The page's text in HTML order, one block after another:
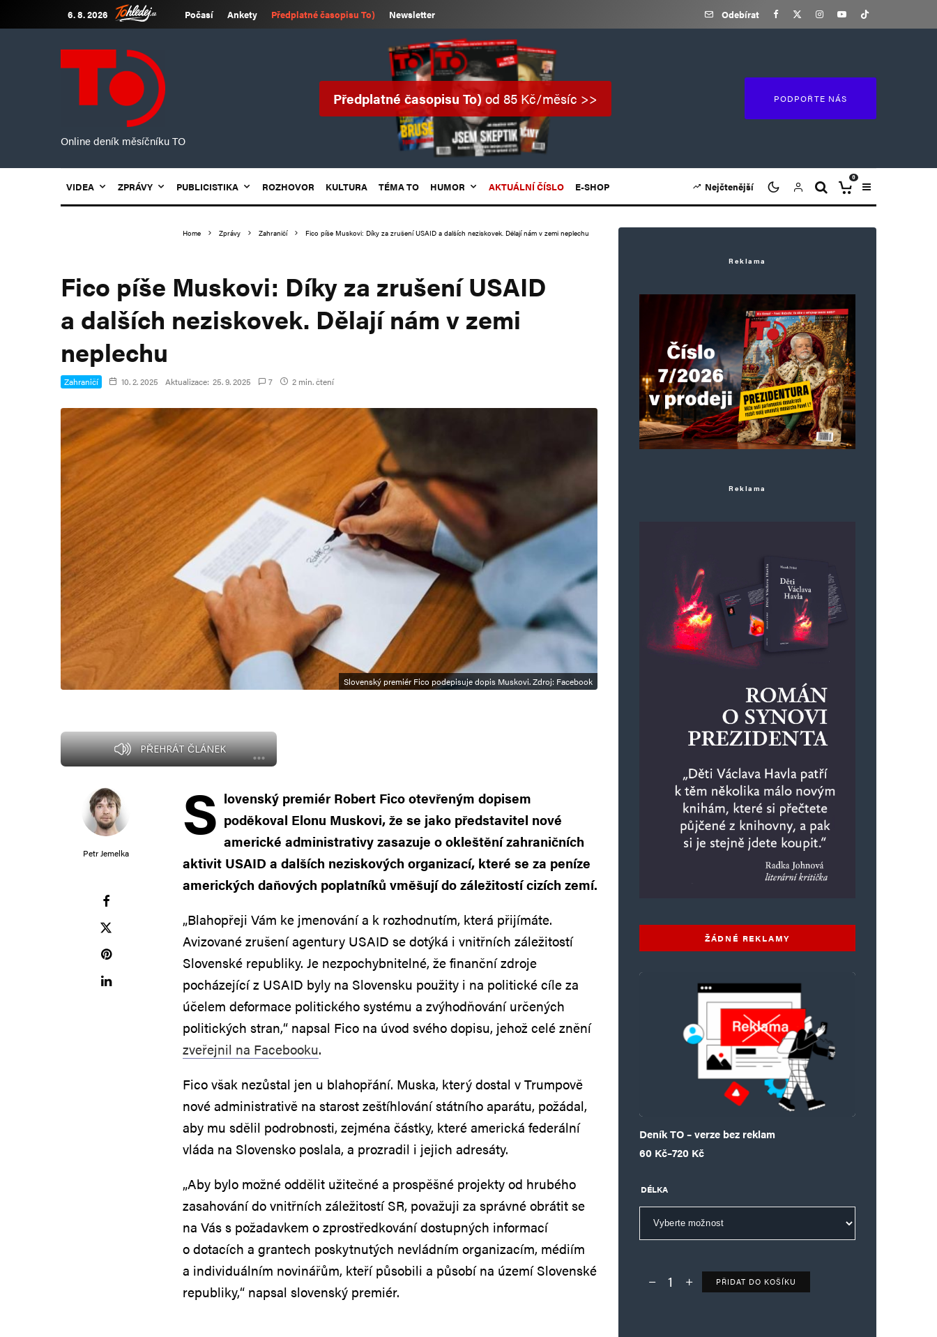
6. 8. 2026 Počasí Ankety Předplatné časopisu To) Newsletter Odebírat
Online deník měsíčníku TO
Předplatné časopisu To)od 85 Kč/měsíc >> PODPOŘTE NÁS
VIDEA ZPRÁVY PUBLICISTIKA ROZHOVOR KULTURA TÉMA TO HUMOR AKTUÁLNÍ ČÍSLO E-SHOP Nejčtenější
0
Home Zprávy Zahraničí Fico píše Muskovi: Díky za zrušení USAID a dalších neziskovek. Dělají nám v zemi neplechu
Fico píše Muskovi: Díky za zrušení USAID
a dalších neziskovek. Dělají nám v zemi
neplechu
Zahraničí 10. 2. 2025 Aktualizace: 25. 9. 2025 7 2 min. čtení
Slovenský premiér Fico podepisuje dopis Muskovi. Zdroj: Facebook
PŘEHRÁT ČLÁNEK
Petr Jemelka
S lovenský premiér Robert Fico otevřeným dopisem
poděkoval Elonu Muskovi, že se jako představitel nové
americké administrativy zasazuje o okleštění zahraničních
aktivit USAID a dalších neziskových organizací, které se za peníze
amerických daňových poplatníků vměšují do záležitostí cizích zemí.
„Blahopřeji Vám ke jmenování a k rozhodnutím, která přijímáte.
Avizované zrušení agentury USAID se dotýká i vnitřních záležitostí
Slovenské republiky. Je nezpochybnitelné, že finanční zdroje
pocházející z USAID byly na Slovensku použity i na politické cíle za
účelem deformace politického systému a zvýhodňování určených
politických stran,“ napsal Fico na úvod svého dopisu, jehož celé znění
zveřejnil na Facebooku.
Fico však nezůstal jen u blahopřání. Muska, který dostal v Trumpově
nové administrativě na starost zeštíhlování státního aparátu, požádal,
aby mu sdělil podrobnosti, zejména částky, které americká federální
vláda na Slovensko poslala, a prozradil i jejich adresáty.
„Aby bylo možné oddělit užitečné a prospěšné projekty od hrubého
zasahování do vnitřních záležitostí SR, považuji za správné obrátit se
na Vás s požadavkem o zprostředkování dostupných informací
o dotacích a grantech poskytnutých nevládním organizacím, médiím
a individuálním novinářům, kteří působili a působí na území Slovenské
republiky,“ napsal slovenský premiér.
Reklama
Reklama
ŽÁDNÉ REKLAMY
Deník TO – verze bez reklam
60 Kč–720 Kč
Rozpětí cen: 60 Kč až 720 Kč
DÉLKA
Deník TO – verze bez reklam množství
PŘIDAT DO KOŠÍKU